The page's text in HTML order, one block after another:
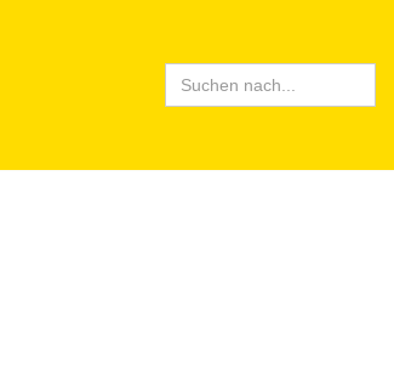
Search
for: